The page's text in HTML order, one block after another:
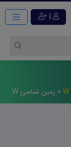
|
» زمین شناسی W